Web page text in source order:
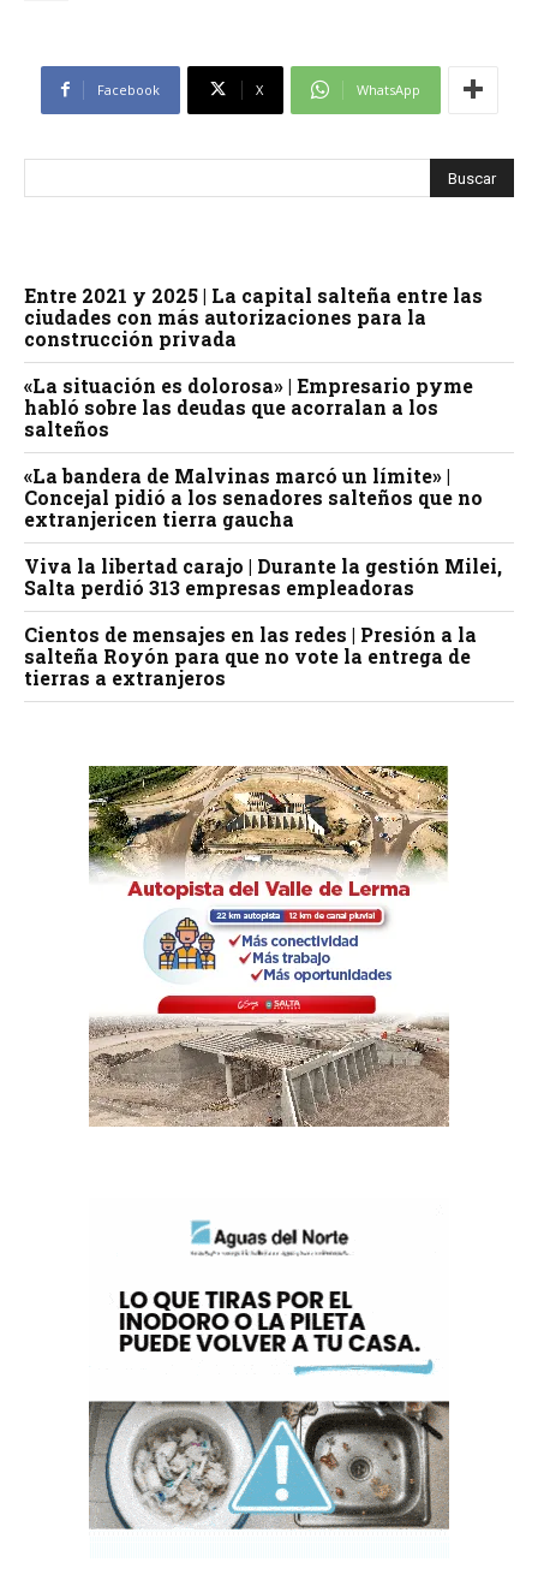
Facebook X WhatsApp
Entre 2021 y 2025 | La capital salteña entre las
ciudades con más autorizaciones para la
construcción privada
«La situación es dolorosa» | Empresario pyme
habló sobre las deudas que acorralan a los
salteños
«La bandera de Malvinas marcó un límite» |
Concejal pidió a los senadores salteños que no
extranjericen tierra gaucha
Viva la libertad carajo | Durante la gestión Milei,
Salta perdió 313 empresas empleadoras
Cientos de mensajes en las redes | Presión a la
salteña Royón para que no vote la entrega de
tierras a extranjeros